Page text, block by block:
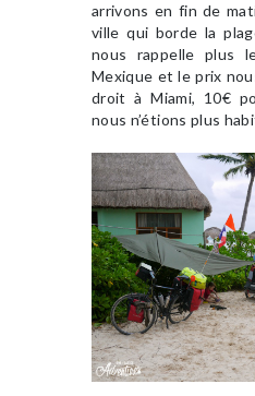
arrivons en fin de
ville qui borde la
nous rappelle plus
Mexique et le prix
droit à Miami, 10€
nous n’étions plus